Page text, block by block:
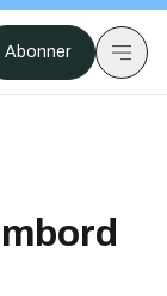
Abonner